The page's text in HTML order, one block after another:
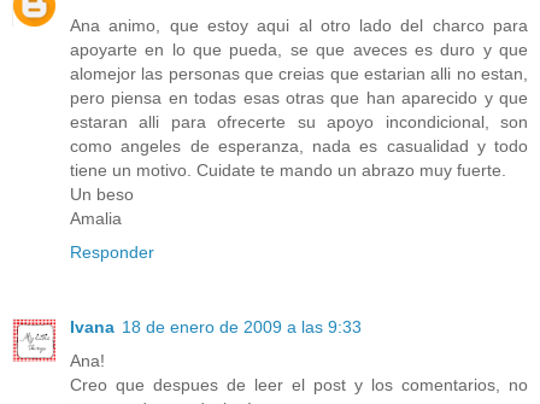
Ana animo, que estoy aqui al otro lado del charco para
apoyarte en lo que pueda, se que aveces es duro y que
alomejor las personas que creias que estarian alli no estan,
pero piensa en todas esas otras que han aparecido y que
estaran alli para ofrecerte su apoyo incondicional, son
como angeles de esperanza, nada es casualidad y todo
tiene un motivo. Cuidate te mando un abrazo muy fuerte.
Un beso
Amalia
Responder
Ivana 18 de enero de 2009 a las 9:33
Ana!
Creo que despues de leer el post y los comentarios, no